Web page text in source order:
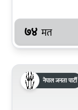
७४ मत
नेपाल जनता पार्टी